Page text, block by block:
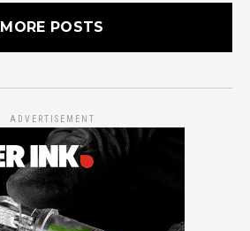
MORE POSTS
ADVERTISEMENT